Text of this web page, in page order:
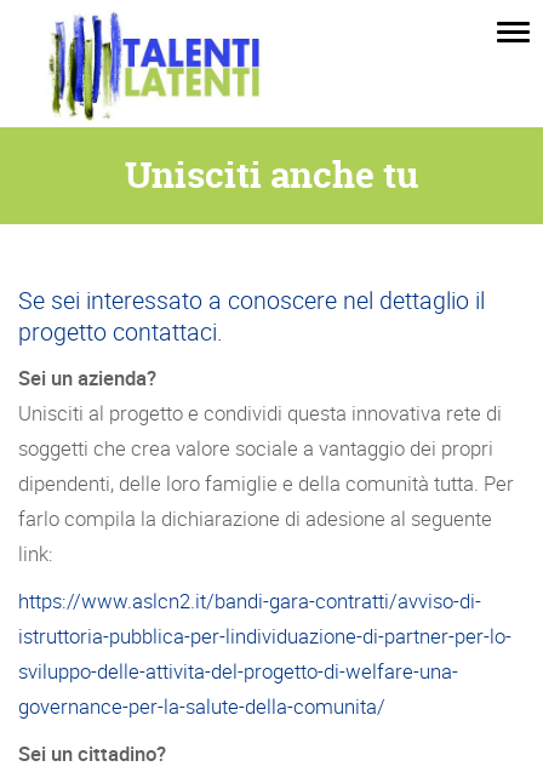
Unisciti anche tu
Se sei interessato a conoscere nel dettaglio il
progetto contattaci.
Sei un azienda?
Unisciti al progetto e condividi questa innovativa rete di
soggetti che crea valore sociale a vantaggio dei propri
dipendenti, delle loro famiglie e della comunità tutta. Per
farlo compila la dichiarazione di adesione al seguente
link:
https://www.aslcn2.it/bandi-gara-contratti/avviso-di-
istruttoria-pubblica-per-lindividuazione-di-partner-per-lo-
sviluppo-delle-attivita-del-progetto-di-welfare-una-
governance-per-la-salute-della-comunita/
Sei un cittadino?